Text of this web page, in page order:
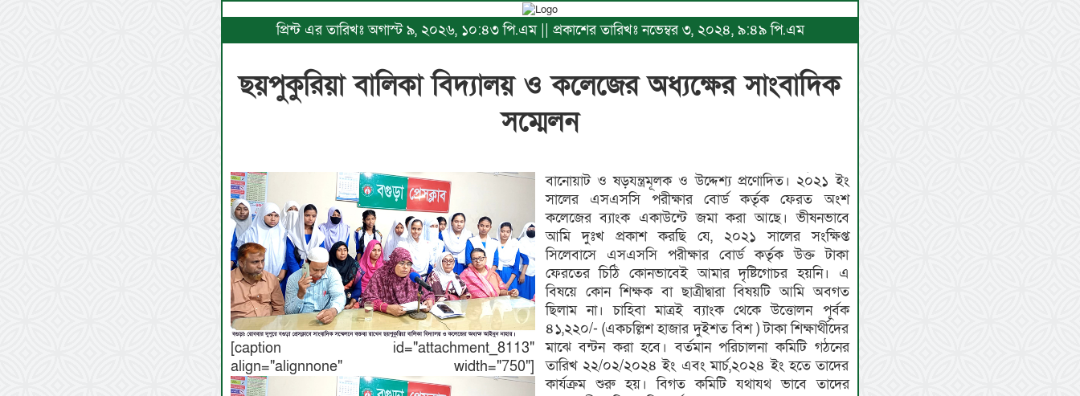
প্রিন্ট এর তারিখঃ অগাস্ট ৯, ২০২৬, ১০:৪৩ পি.এম || প্রকাশের তারিখঃ নভেম্বর ৩, ২০২৪, ৯:৪৯ পি.এম
ছয়পুকুরিয়া বালিকা বিদ্যালয় ও কলেজের অধ্যক্ষের সাংবাদিক
সম্মেলন
[caption id="attachment_8113"
align="alignnone" width="750"]
বানোয়াট ও ষড়যন্ত্রমূলক ও উদ্দেশ্য প্রণোদিত। ২০২১ ইং
সালের এসএসসি পরীক্ষার বোর্ড কর্তৃক ফেরত অংশ
কলেজের ব্যাংক একাউন্টে জমা করা আছে। ভীষনভাবে
আমি দুঃখ প্রকাশ করছি যে, ২০২১ সালের সংক্ষিপ্ত
সিলেবাসে এসএসসি পরীক্ষার বোর্ড কর্তৃক উক্ত টাকা
ফেরতের চিঠি কোনভাবেই আমার দৃষ্টিগোচর হয়নি। এ
বিষয়ে কোন শিক্ষক বা ছাত্রীদ্বারা বিষয়টি আমি অবগত
ছিলাম না। চাহিবা মাত্রই ব্যাংক থেকে উত্তোলন পূর্বক
৪১,২২০/- (একচল্লিশ হাজার দুইশত বিশ ) টাকা শিক্ষার্থীদের
মাঝে বন্টন করা হবে। বর্তমান পরিচালনা কমিটি গঠনের
তারিখ ২২/০২/২০২৪ ইং এবং মার্চ,২০২৪ ইং হতে তাদের
কার্যক্রম শুরু হয়। বিগত কমিটি যথাযথ ভাবে তাদের